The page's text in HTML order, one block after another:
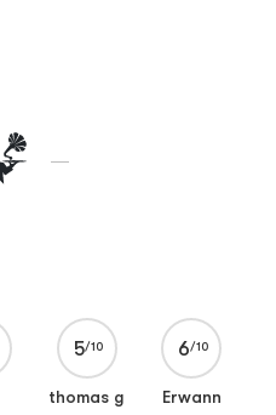
5
thomas g
6
Erwann